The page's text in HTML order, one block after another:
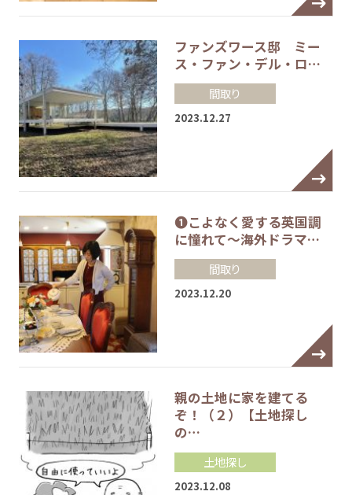
ファンズワース邸 ミー
ス・ファン・デル・ロ…
間取り
2023.12.27
❶こよなく愛する英国調
に憧れて～海外ドラマ…
間取り
2023.12.20
親の土地に家を建てる
ぞ！（２）【土地探し
の…
土地探し
2023.12.08